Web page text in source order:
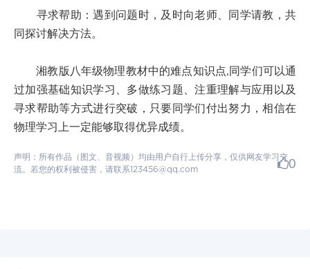
寻求帮助：遇到问题时，及时向老师、同学请教，共
同探讨解决方法。
湘教版八年级物理教材中的难点知识点,同学们可以通
过加强基础知识学习、多做练习题、注重理解与应用以及
寻求帮助等方式进行突破，只要同学们付出努力，相信在
物理学习上一定能够取得优异成绩。
声明：所有作品（图文、音视频）均由用户自行上传分享，仅供网友学习交
流。若您的权利被侵害，请联系123456@qq.com
0